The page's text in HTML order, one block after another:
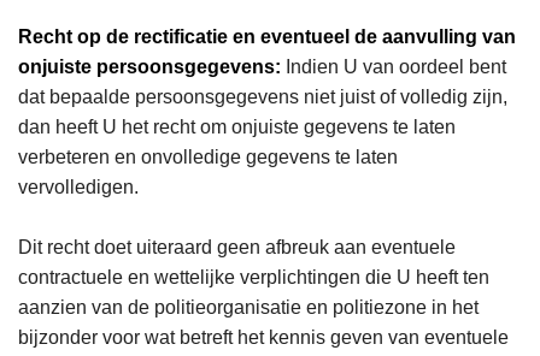
Recht op de rectificatie en eventueel de aanvulling van
onjuiste persoonsgegevens: Indien U van oordeel bent
dat bepaalde persoonsgegevens niet juist of volledig zijn,
dan heeft U het recht om onjuiste gegevens te laten
verbeteren en onvolledige gegevens te laten
vervolledigen.
Dit recht doet uiteraard geen afbreuk aan eventuele
contractuele en wettelijke verplichtingen die U heeft ten
aanzien van de politieorganisatie en politiezone in het
bijzonder voor wat betreft het kennis geven van eventuele